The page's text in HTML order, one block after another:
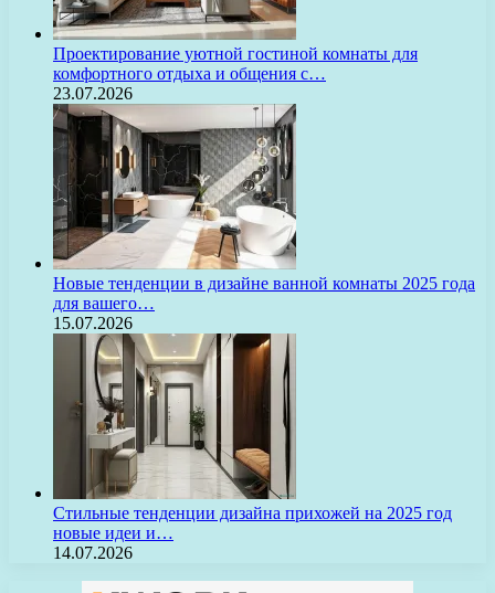
Проектирование уютной гостиной комнаты для
комфортного отдыха и общения с…
23.07.2026
Новые тенденции в дизайне ванной комнаты 2025 года
для вашего…
15.07.2026
Стильные тенденции дизайна прихожей на 2025 год
новые идеи и…
14.07.2026